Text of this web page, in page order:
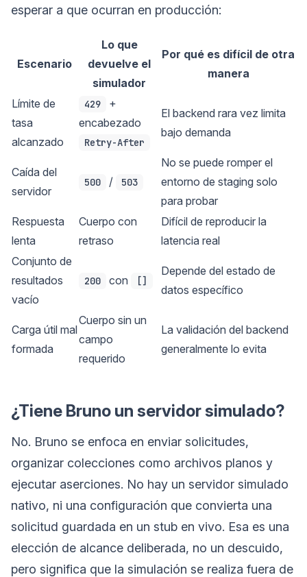
esperar a que ocurran en producción:
Escenario
Lo que
devuelve el
simulador
Por qué es difícil de otra
manera
Límite de
tasa
alcanzado
429
+
encabezado
Retry-After
El backend rara vez limita
bajo demanda
Caída del
servidor
500 / 503
No se puede romper el
entorno de staging solo
para probar
Respuesta
lenta
Cuerpo con
retraso
Difícil de reproducir la
latencia real
Conjunto de
resultados
vacío
200 con []
Depende del estado de
datos específico
Carga útil mal
formada
Cuerpo sin un
campo
requerido
La validación del backend
generalmente lo evita
¿Tiene Bruno un servidor simulado?
No. Bruno se enfoca en enviar solicitudes,
organizar colecciones como archivos planos y
ejecutar aserciones. No hay un servidor simulado
nativo, ni una configuración que convierta una
solicitud guardada en un stub en vivo. Esa es una
elección de alcance deliberada, no un descuido,
pero significa que la simulación se realiza fuera de